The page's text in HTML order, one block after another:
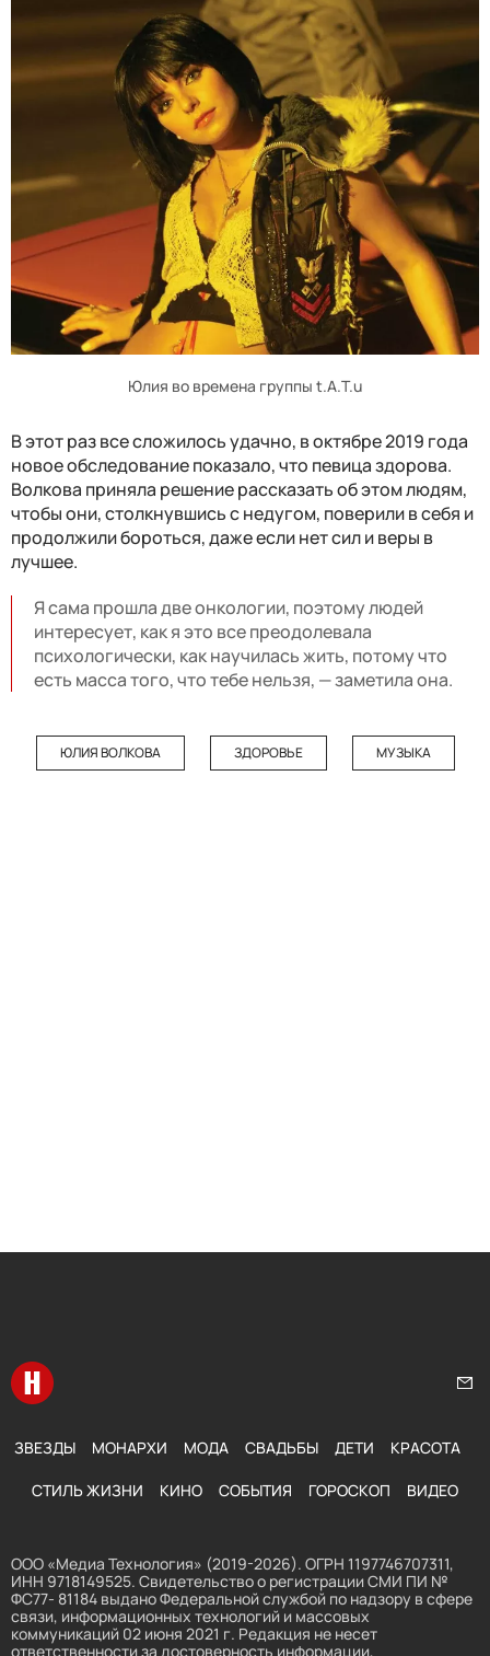
Юлия во времена группы t.A.T.u
В этот раз все сложилось удачно, в октябре 2019 года
новое обследование показало, что певица здорова.
Волкова приняла решение рассказать об этом людям,
чтобы они, столкнувшись с недугом, поверили в себя и
продолжили бороться, даже если нет сил и веры в
лучшее.
Я сама прошла две онкологии, поэтому людей
интересует, как я это все преодолевала
психологически, как научилась жить, потому что
есть масса того, что тебе нельзя, — заметила она.
ЮЛИЯ ВОЛКОВА ЗДОРОВЬЕ МУЗЫКА
Перейти на главную
ЗВЕЗДЫ МОНАРХИ МОДА СВАДЬБЫ ДЕТИ КРАСОТА
СТИЛЬ ЖИЗНИ КИНО СОБЫТИЯ ГОРОСКОП ВИДЕО
ООО «Медиа Технология» (2019-2026). ОГРН 1197746707311,
ИНН 9718149525. Свидетельство о регистрации СМИ ПИ №
ФС77- 81184 выдано Федеральной службой по надзору в сфере
связи, информационных технологий и массовых
коммуникаций 02 июня 2021 г. Редакция не несет
ответственности за достоверность информации,